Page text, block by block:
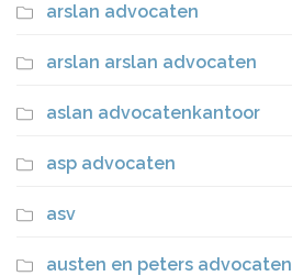
arslan advocaten
arslan arslan advocaten
aslan advocatenkantoor
asp advocaten
asv
austen en peters advocaten